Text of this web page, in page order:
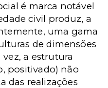
é marca notável
civil produz, a
uma gama
de dimensões
a estrutura
positivado) não
das realizações